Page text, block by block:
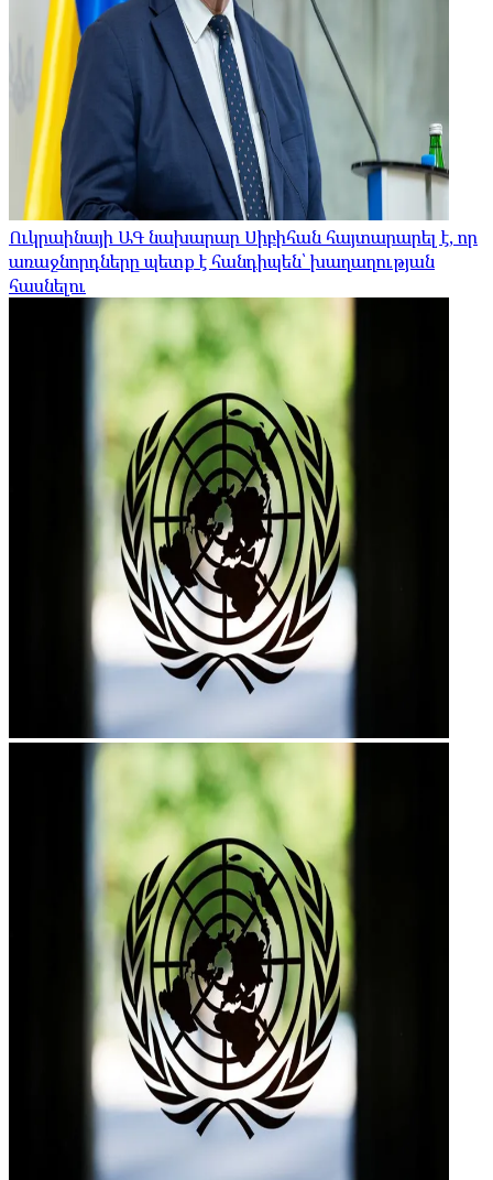
Ուկրաինայի ԱԳ նախարար Սիբիհան հայտարարել է, որ
առաջնորդները պետք է հանդիպեն՝ խաղաղության
հասնելու